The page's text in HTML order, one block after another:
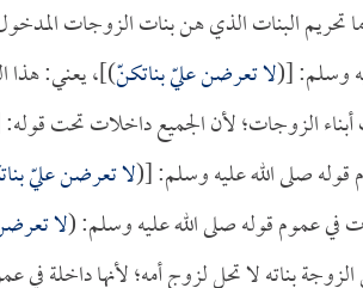
تحريم البنات الذي هن بنات الزوجات
وسلم: [(لا تعرضن عليّ بناتكنّ)]، يعني: هذا
الزوجات؛ لأن الجميع داخلات تحت
قوله صلى الله عليه وسلم: [(لا تعرضن عليّ
في عموم قوله صلى الله عليه وسلم: (لا
بناته لا تحل لزوج أمه؛ لأنها داخلة